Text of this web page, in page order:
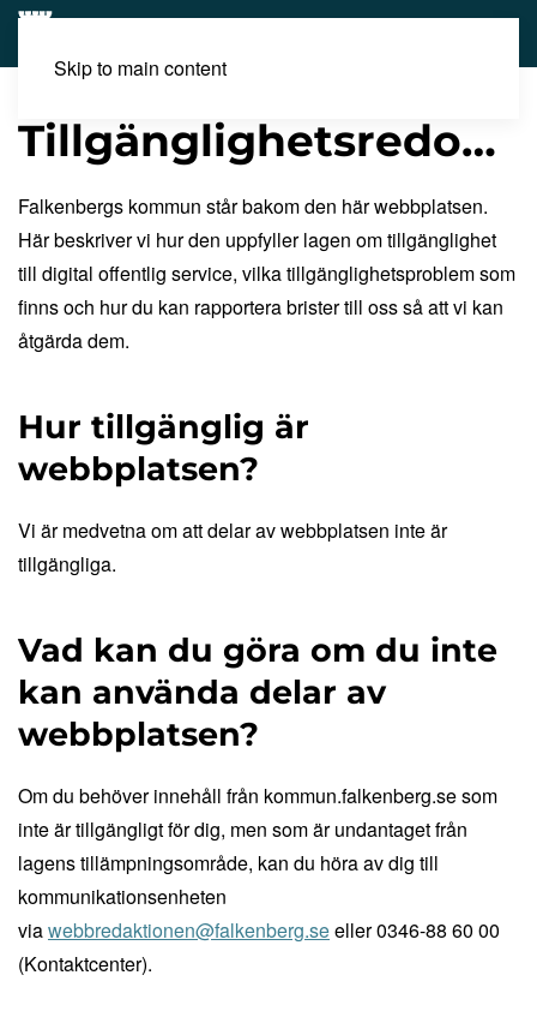
Skip to main content
Tillgänglighetsredogörelse
Falkenbergs kommun står bakom den här webbplatsen.
Här beskriver vi hur den uppfyller lagen om tillgänglighet
till digital offentlig service, vilka tillgänglighetsproblem som
finns och hur du kan rapportera brister till oss så att vi kan
åtgärda dem.
Hur tillgänglig är
webbplatsen?
Vi är medvetna om att delar av webbplatsen inte är
tillgängliga.
Vad kan du göra om du inte
kan använda delar av
webbplatsen?
Om du behöver innehåll från kommun.falkenberg.se som
inte är tillgängligt för dig, men som är undantaget från
lagens tillämpningsområde, kan du höra av dig till
kommunikationsenheten
viawebbredaktionen@falkenberg.seeller 0346-88 60 00
(Kontaktcenter).